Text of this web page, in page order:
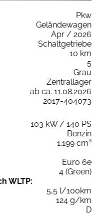
Pkw
Geländewagen
Apr / 2026
Schaltgetriebe
10 km
5
Grau
Zentrallager
ab ca. 11.08.2026
2017-404073
103 kW / 140 PS
Benzin
1.199 cm³
Euro 6e
4 (Green)
WLTP:
5,5 l/100km
124 g/km
D